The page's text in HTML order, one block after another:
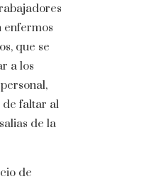
enfermos
que se
a los
de faltar al
de la
de